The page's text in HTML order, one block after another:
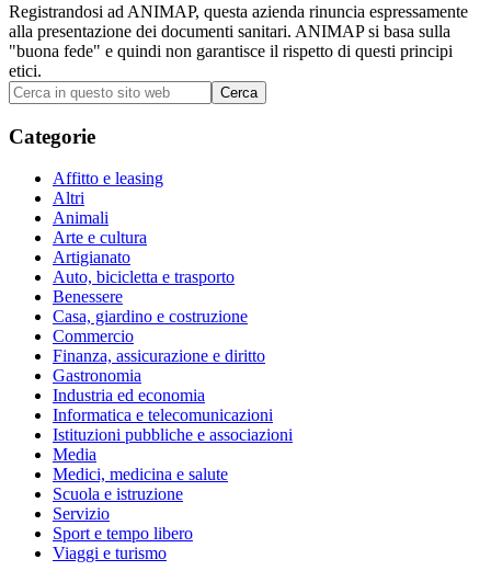
Registrandosi ad ANIMAP, questa azienda rinuncia espressamente
alla presentazione dei documenti sanitari. ANIMAP si basa sulla
"buona fede" e quindi non garantisce il rispetto di questi principi
etici.
Barra
laterale
primaria
Cerca
in
questo
sito
Categorie
Affitto e leasing
Altri
Animali
Arte e cultura
Artigianato
Auto, bicicletta e trasporto
Benessere
Casa, giardino e costruzione
Commercio
Finanza, assicurazione e diritto
Gastronomia
Industria ed economia
Informatica e telecomunicazioni
Istituzioni pubbliche e associazioni
Media
Medici, medicina e salute
Scuola e istruzione
Servizio
Sport e tempo libero
Viaggi e turismo